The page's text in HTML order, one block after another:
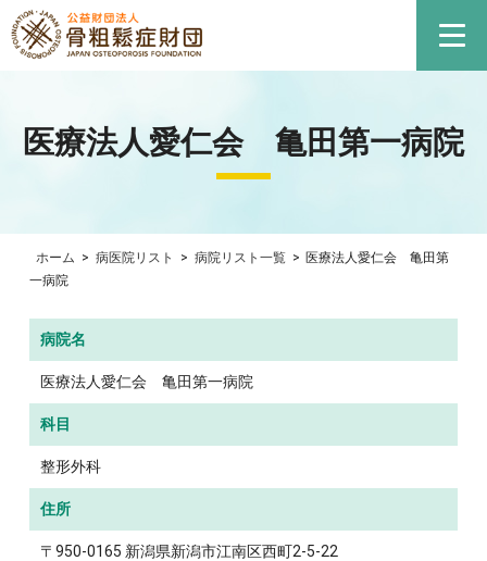
医療法人愛仁会 亀田第一病院
ホーム > 病医院リスト > 病院リスト一覧 > 医療法人愛仁会 亀田第
一病院
病院名
医療法人愛仁会 亀田第一病院
科目
整形外科
住所
〒950-0165 新潟県新潟市江南区西町2-5-22